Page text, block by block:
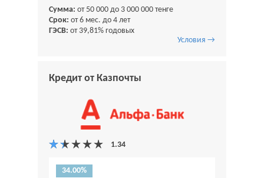
Сумма: от 50 000 до 3 000 000 тенге
Срок: от 6 мес. до 4 лет
ГЭСВ: от 39,81% годовых
Условия →
Кредит от Казпочты
34.00%